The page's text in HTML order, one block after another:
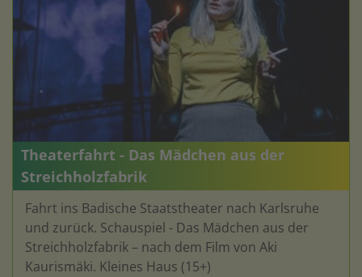
Theaterfahrt - Das Mädchen aus der
Streichholzfabrik
Fahrt ins Badische Staatstheater nach Karlsruhe
und zurück. Schauspiel - Das Mädchen aus der
Streichholzfabrik – nach dem Film von Aki
Kaurismäki. Kleines Haus (15+)